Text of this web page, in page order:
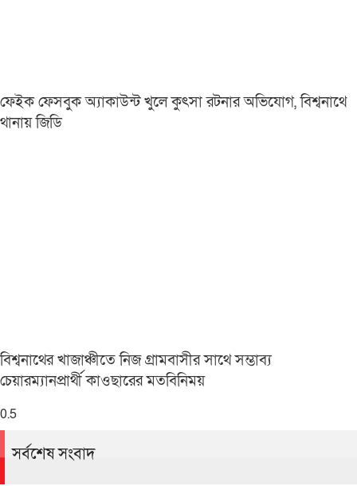
ফেইক ফেসবুক অ্যাকাউন্ট খুলে কুৎসা রটনার অভিযোগ, বিশ্বনাথে
থানায় জিডি
বিশ্বনাথের খাজাঞ্চীতে নিজ গ্রামবাসীর সাথে সম্ভাব্য
চেয়ারম্যানপ্রার্থী কাওছারের মতবিনিময়
সর্বশেষ সংবাদ